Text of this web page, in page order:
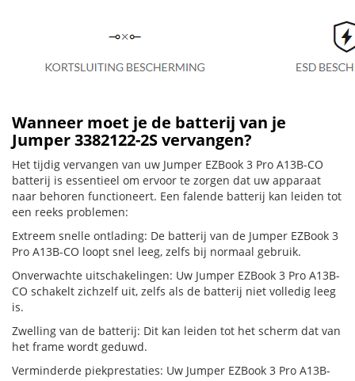
Wanneer moet je de batterij van je
Jumper 3382122-2S vervangen?
Het tijdig vervangen van uw Jumper EZBook 3 Pro A13B-CO
batterij is essentieel om ervoor te zorgen dat uw apparaat
naar behoren functioneert. Een falende batterij kan leiden tot
een reeks problemen:
Extreem snelle ontlading: De batterij van de Jumper EZBook 3
Pro A13B-CO loopt snel leeg, zelfs bij normaal gebruik.
Onverwachte uitschakelingen: Uw Jumper EZBook 3 Pro A13B-
CO schakelt zichzelf uit, zelfs als de batterij niet volledig leeg
is.
Zwelling van de batterij: Dit kan leiden tot het scherm dat van
het frame wordt geduwd.
Verminderde piekprestaties: Uw Jumper EZBook 3 Pro A13B-